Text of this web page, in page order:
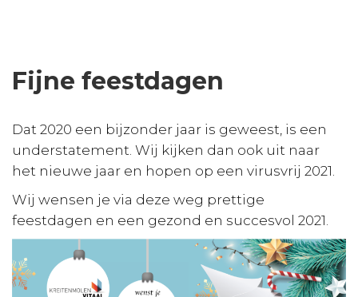
Fijne feestdagen
Dat 2020 een bijzonder jaar is geweest, is een
understatement. Wij kijken dan ook uit naar
het nieuwe jaar en hopen op een virusvrij 2021.
Wij wensen je via deze weg prettige
feestdagen en een gezond en succesvol 2021.